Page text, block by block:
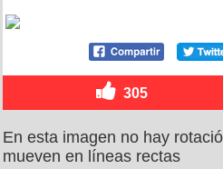
305
En esta imagen no hay
mueven en líneas rectas